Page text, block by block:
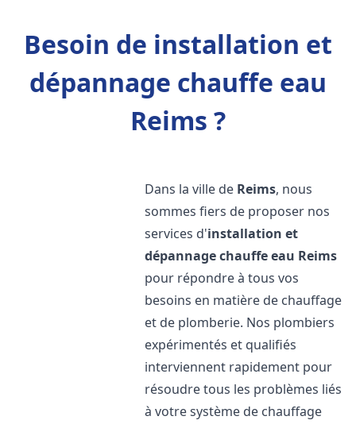
Besoin de installation et
dépannage chauffe eau
Reims ?
Dans la ville de Reims, nous
sommes fiers de proposer nos
services d'installation et
dépannage chauffe eau Reims
pour répondre à tous vos
besoins en matière de chauffage
et de plomberie. Nos plombiers
expérimentés et qualifiés
interviennent rapidement pour
résoudre tous les problèmes liés
à votre système de chauffage